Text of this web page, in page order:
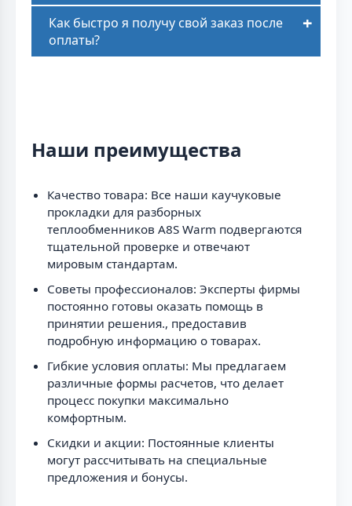
Как быстро я получу свой заказ после
оплаты?
Наши преимущества
Качество товара: Все наши каучуковые
прокладки для разборных
теплообменников A8S Warm подвергаются
тщательной проверке и отвечают
мировым стандартам.
Советы профессионалов: Эксперты фирмы
постоянно готовы оказать помощь в
принятии решения., предоставив
подробную информацию о товарах.
Гибкие условия оплаты: Мы предлагаем
различные формы расчетов, что делает
процесс покупки максимально
комфортным.
Скидки и акции: Постоянные клиенты
могут рассчитывать на специальные
предложения и бонусы.